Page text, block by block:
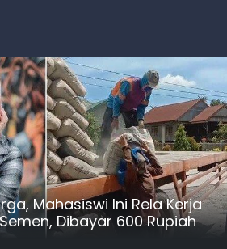
Mahasiswi Ini Rela Kerja
Dibayar 600 Rupiah